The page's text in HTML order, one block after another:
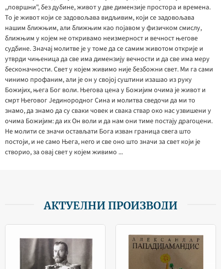
,,површни", без дубине, живот у две димензије простора и времена.
То је живот који се задовољава видљивим, који се задовољава
нашим ближњим, али ближњим као појавом у физичком смислу,
ближњим у којем не откривамо неизмерност и вечност његове
судбине. Значај молитве је у томе да се самим животом открије и
утврди чињеница да све има димензију вечности и да све има меру
бесконачности. Свет у којем живимо није безбожни свет. Ми га сами
чинимо профаним, али је он у својој суштини изашао из руку
Божијих, њега Бог воли. Његова цена у Божијим очима је живот и
смрт Његовог Јединородног Сина и молитва сведочи да ми то
знамо, да знамо да су сваки човек и свака ствар око нас узвишени у
очима Божијим: да их Он воли и да нам они тиме постају драгоцени.
Не молити се значи остављати Бога изван граница свега што
постоји, и не само Њега, него и све оно што значи за свет који је
створио, за овај свет у којем живимо ...
АКТУЕЛНИ ПРОИЗВОДИ